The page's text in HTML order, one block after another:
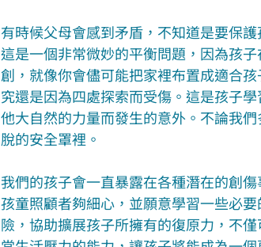
有時候父母會感到矛盾，不知道是要保
這是一個非常微妙的平衡問題，因為孩
創，就像你會儘可能把家裡布置成適合
究還是因為四處探索而受傷。這是孩子
他大自然的力量而發生的意外。不論我
脫的安全罩裡。
我們的孩子會一直暴露在各種潛在的創
孩童照顧者夠細心，並願意學習一些必
險，協助擴展孩子所擁有的復原力，不